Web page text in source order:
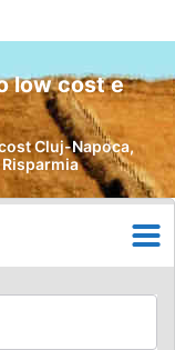
low cost e
Cluj-Napoca,